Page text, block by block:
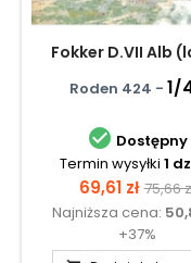
Fokker D.VII Alb
Roden 424 - 1/
 Dostępny
Termin wysyłki 1
Cena
69,61 zł Cena
75,66
Najniższa cena:
+37%